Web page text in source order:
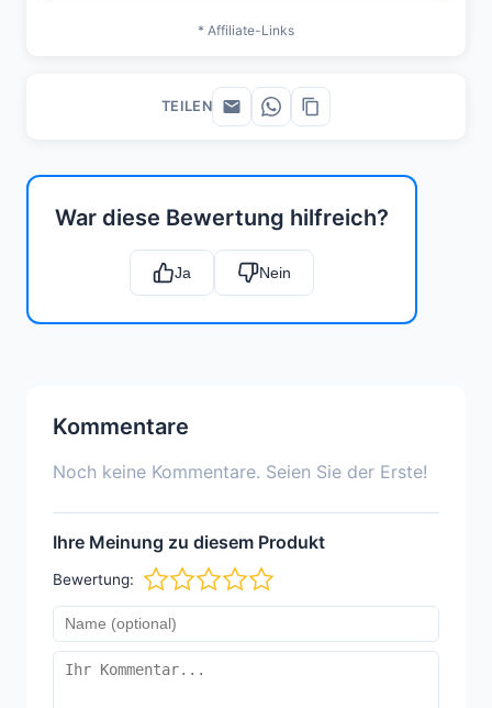
War diese Bewertung hilfreich?
Ja Nein
Kommentare
Noch keine Kommentare. Seien Sie der Erste!
Ihre Meinung zu diesem Produkt
Bewertung:
* Affiliate-Links
TEILEN